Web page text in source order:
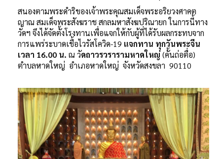
สนองตามพระดำริของเจ้าพระคุณสมเด็จพระอริยวงศาคต
ญาณ สมเด็จพระสังฆราช สกลมหาสังฆปริณายก ในการนี้ทาง
วัดฯ จึงได้จัดตั้งโรงทานเพื่อแจกให้กับผู้ที่ได้รับผลกระทบจาก
การแพร่ระบาดเชื้อไวรัสโควิด-19 แจกทาน ทุกวันพระจีน
เวลา 16.00 น. ณ วัดถาวรวรารามหาดใหญ่(คั้นถ่อตื่อ)
ตำบลหาดใหญ่ อำเภอหาดใหญ่ จังหวัดสงขลา 90110